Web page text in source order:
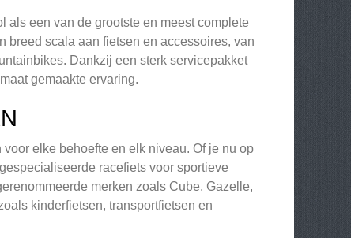
als een van de grootste en meest complete
scala aan fietsen en accessoires, van
Dankzij een sterk servicepakket
gemaakte ervaring.
elke behoefte en elk niveau. Of je nu op
racefiets voor sportieve
merken zoals Cube, Gazelle,
kinderfietsen, transportfietsen en